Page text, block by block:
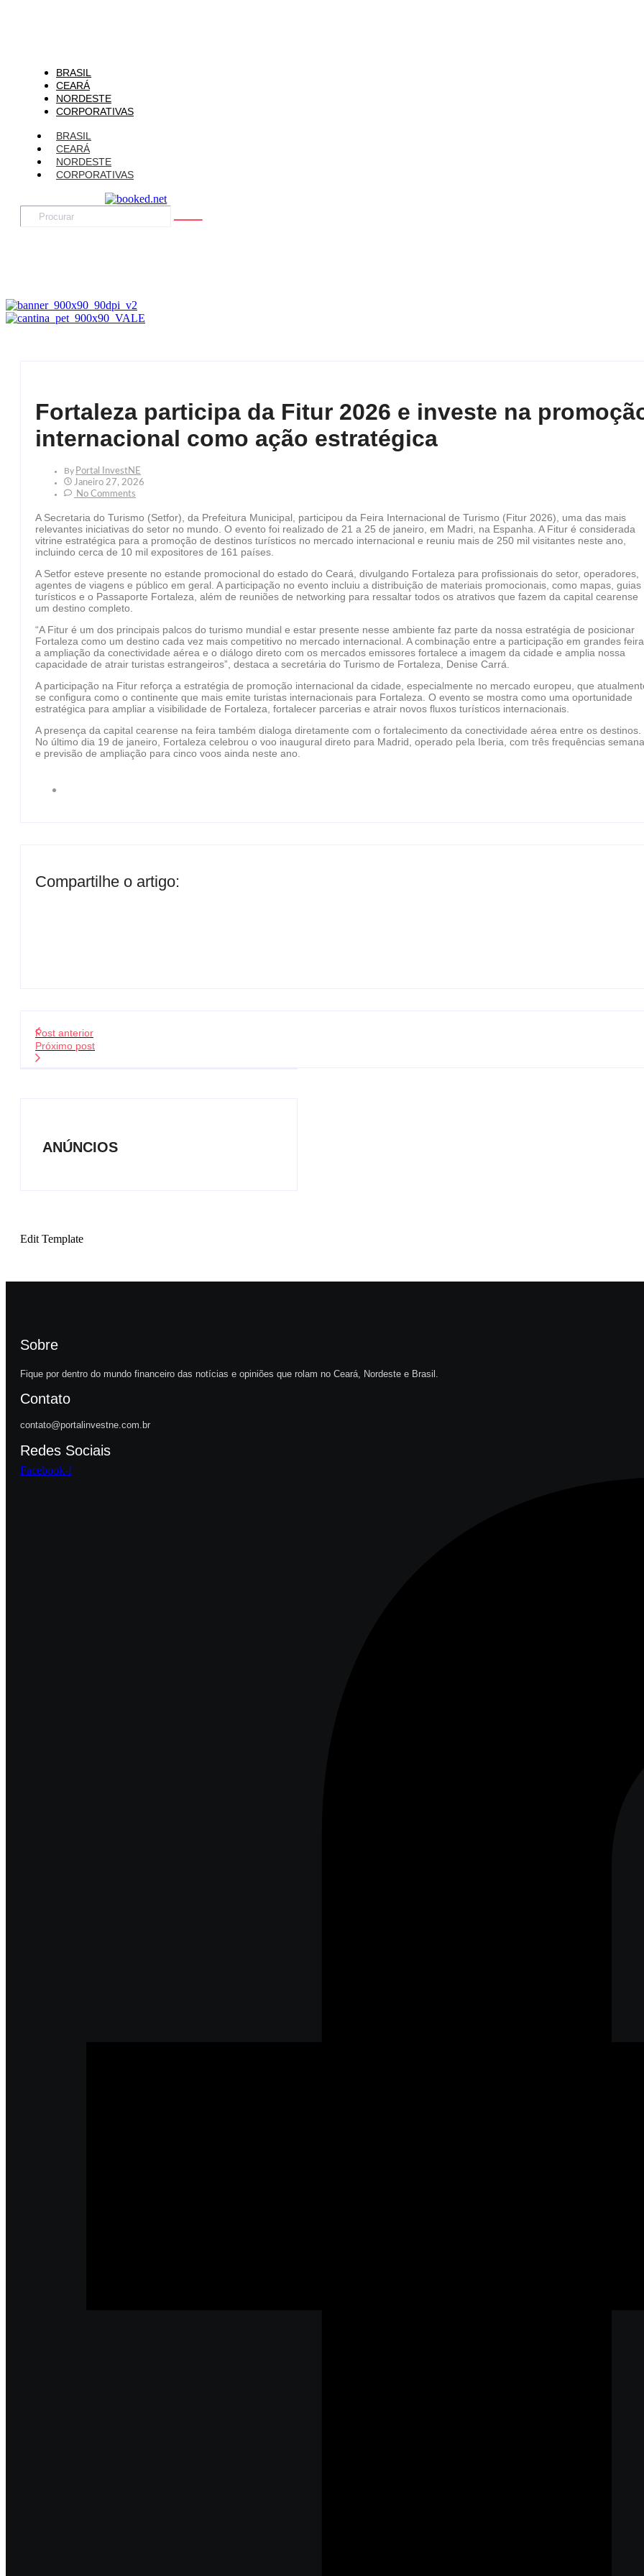
BRASIL
CEARÁ
NORDESTE
CORPORATIVAS
BRASIL
CEARÁ
NORDESTE
CORPORATIVAS
Fortaleza participa da Fitur 2026 e investe na
internacional como ação estratégica
By Portal InvestNE
Janeiro 27, 2026
No Comments
A Secretaria do Turismo (Setfor), da Prefeitura Municipal, participou da Feira Internacional de Turismo (Fitur 2026), uma das mais
relevantes iniciativas do setor no mundo. O evento foi realizado de 21 a 25 de janeiro, em Madri, na Espanha. A Fitur é considerada
vitrine estratégica para a promoção de destinos turísticos no mercado internacional e reuniu mais de 250 mil visitantes neste ano,
incluindo cerca de 10 mil expositores de 161 países.
A Setfor esteve presente no estande promocional do estado do Ceará, divulgando Fortaleza para profissionais do setor, operadores,
agentes de viagens e público em geral. A participação no evento incluiu a distribuição de materiais promocionais, como mapas, guias
turísticos e o Passaporte Fortaleza, além de reuniões de networking para ressaltar todos os atrativos que fazem da capital cearense
um destino completo.
“A Fitur é um dos principais palcos do turismo mundial e estar presente nesse ambiente faz parte da nossa estratégia de posicionar
Fortaleza como um destino cada vez mais competitivo no mercado internacional. A combinação entre a participação em grandes
a ampliação da conectividade aérea e o diálogo direto com os mercados emissores fortalece a imagem da cidade e amplia nossa
capacidade de atrair turistas estrangeiros”, destaca a secretária do Turismo de Fortaleza, Denise Carrá.
A participação na Fitur reforça a estratégia de promoção internacional da cidade, especialmente no mercado europeu, que
se configura como o continente que mais emite turistas internacionais para Fortaleza. O evento se mostra como uma oportunidade
estratégica para ampliar a visibilidade de Fortaleza, fortalecer parcerias e atrair novos fluxos turísticos internacionais.
A presença da capital cearense na feira também dialoga diretamente com o fortalecimento da conectividade aérea entre os destinos.
No último dia 19 de janeiro, Fortaleza celebrou o voo inaugural direto para Madrid, operado pela Iberia, com três frequências
e previsão de ampliação para cinco voos ainda neste ano.
Compartilhe o artigo:
Post anterior
Próximo post
ANÚNCIOS
Edit Template
Sobre
Fique por dentro do mundo financeiro das notícias e opiniões que rolam no Ceará, Nordeste e Brasil.
Contato
contato@portalinvestne.com.br
Redes Sociais
Facebook-f